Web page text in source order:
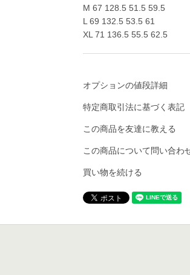
M 67 128.5 51.5 59.5
L 69 132.5 53.5 61
XL 71 136.5 55.5 62.5
オプションの値段詳細
特定商取引法に基づく表記
この商品を友達に教える
この商品について問い合わ
買い物を続ける